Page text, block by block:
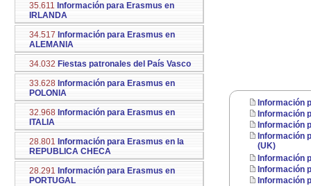
35.611 Información para Erasmus en
IRLANDA
34.517 Información para Erasmus en
ALEMANIA
34.032 Fiestas patronales del País Vasco
33.628 Información para Erasmus en
POLONIA
32.968 Información para Erasmus en
ITALIA
28.801 Información para Erasmus en la
REPUBLICA CHECA
28.291 Información para Erasmus en
PORTUGAL
Información
Información
Información
Información
(UK)
Información
Información
Información